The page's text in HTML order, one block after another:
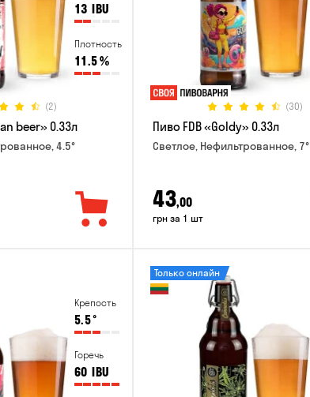
13 IBU
Плотность
11.5%
(2)
beer» 0.33л
4.5°
(30)
Пиво FDB «Goldy» 0.33л
Светлое, Нефильтрованное, 7°
43,00
грн за 1 шт
Крепость
5.5°
Горечь
60 IBU
Только онлайн